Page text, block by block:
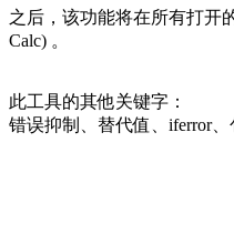
之后，该功能将在所有打开
Calc) 。
此工具的其他关键字：
错误抑制、替代值、iferror